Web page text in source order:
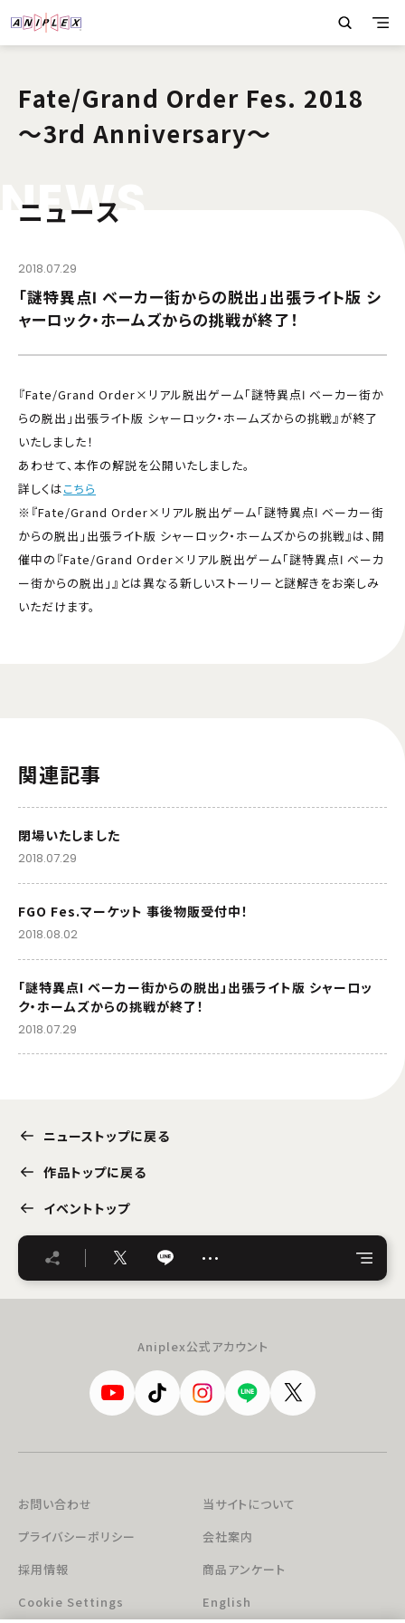
Fate/Grand Order Fes. 2018
～3rd Anniversary～
NEWS
ニュース
2018.07.29
「謎特異点Ⅰ ベーカー街からの脱出」出張ライト版 シ
ャーロック・ホームズからの挑戦が終了！
『Fate/Grand Order×リアル脱出ゲーム「謎特異点Ⅰ ベーカー街か
らの脱出」出張ライト版 シャーロック・ホームズからの挑戦』が終了
いたしました！
あわせて、本作の解説を公開いたしました。
詳しくはこちら
※『Fate/Grand Order×リアル脱出ゲーム「謎特異点Ⅰ ベーカー街
からの脱出」出張ライト版 シャーロック・ホームズからの挑戦』は、開
催中の『Fate/Grand Order×リアル脱出ゲーム「謎特異点Ⅰ ベーカ
ー街からの脱出」』とは異なる新しいストーリーと謎解きをお楽しみ
いただけます。
関連記事
閉場いたしました
2018.07.29
FGO Fes.マーケット 事後物販受付中！
2018.08.02
「謎特異点Ⅰ ベーカー街からの脱出」出張ライト版 シャーロッ
ク・ホームズからの挑戦が終了！
2018.07.29
ニューストップに戻る
作品トップに戻る
イベントトップ
…
Aniplex公式アカウント
お問い合わせ
当サイトについて
プライバシーポリシー
会社案内
採用情報
商品アンケート
Cookie Settings
English